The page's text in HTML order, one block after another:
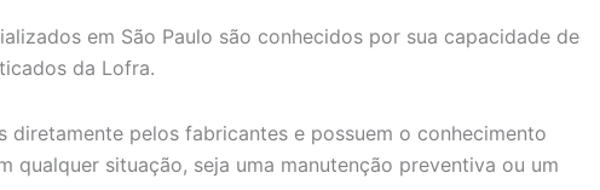
em São Paulo são conhecidos por sua capacidade de
da Lofra.
diretamente pelos fabricantes e possuem o conhecimento
qualquer situação, seja uma manutenção preventiva ou um